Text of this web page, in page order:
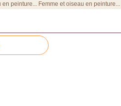
en peinture... Femme et oiseau en peinture...